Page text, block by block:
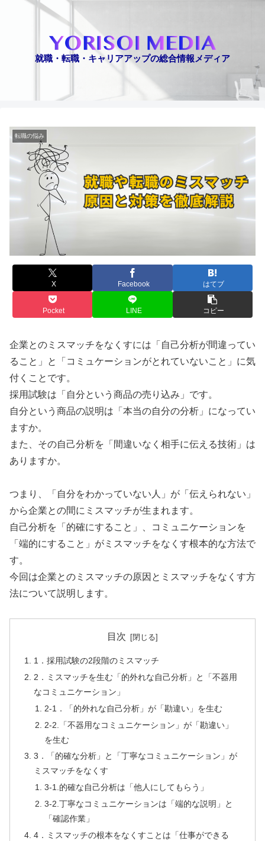
就職・転職・キャリアアップの総合情報メディア
転職の悩み
X Facebook はてブ
Pocket LINE コピー
企業とのミスマッチをなくすには「自己分析が間違ってい
ること」と「コミュケーションがとれていないこと」に気
付くことです。
採用試験は「自分という商品の売り込み」です。
自分という商品の説明は「本当の自分の分析」になってい
ますか。
また、その自己分析を「間違いなく相手に伝える技術」は
ありますか。
つまり、「自分をわかっていない人」が「伝えられない」
から企業との間にミスマッチが生まれます。
自己分析を「的確にすること」、コミュニケーションを
「端的にすること」がミスマッチをなくす根本的な方法で
す。
今回は企業とのミスマッチの原因とミスマッチをなくす方
法について説明します。
目次
1．採用試験の2段階のミスマッチ
2．ミスマッチを生む「的外れな自己分析」と「不器用
なコミュニケーション」
2-1．「的外れな自己分析」が「勘違い」を生む
2-2.「不器用なコミュニケーション」が「勘違い」
を生む
3．「的確な分析」と「丁寧なコミュニケーション」が
ミスマッチをなくす
3-1.的確な自己分析は「他人にしてもらう」
3-2.丁寧なコミュニケーションは「端的な説明」と
「確認作業」
4．ミスマッチの根本をなくすことは「仕事ができる